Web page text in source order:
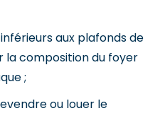
aux plafonds de
la composition du foyer
;
ou louer le